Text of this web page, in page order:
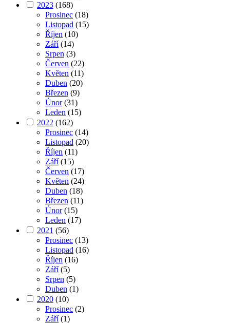
2023 (168)
Prosinec (18)
Listopad (15)
Říjen (10)
Září(14)
Srpen (3)
Červen (22)
Květen (11)
Duben (20)
Březen (9)
Únor(31)
Leden (15)
2022 (162)
Prosinec (14)
Listopad (20)
Říjen (11)
Září(15)
Červen (17)
Květen (24)
Duben (18)
Březen (11)
Únor(15)
Leden (17)
2021 (56)
Prosinec (13)
Listopad (16)
Říjen (16)
Září(5)
Srpen (5)
Duben (1)
2020 (10)
Prosinec (2)
Září(1)